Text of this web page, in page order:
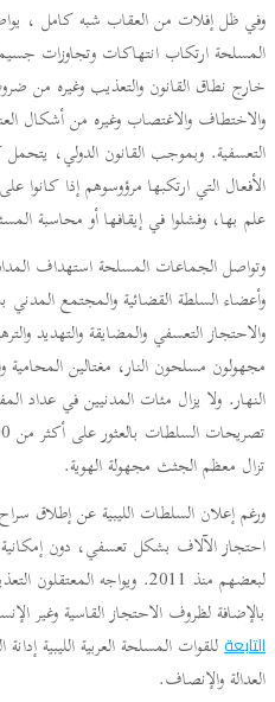
وفي ظل إفلات من العقاب شبه كامل ،
المسلحة ارتكاب انتهاكات وتجاوزات
خارج نطاق القانون والتعذيب وغيره من
والاختطاف والاغتصاب وغيره من أشكال
التعسفية. وبموجب القانون الدولي، يتحمل
الأفعال التي ارتكبها مرؤوسوهم إذا
علم بها، وفشلوا في إيقافها أو محاسبة
وتواصل الجماعات المسلحة استهداف
وأعضاء السلطة القضائية والمجتمع
مجهولون مسلحون النار، مغتالين المحامية
النهار. ولا يزال مئات المدنيين في عداد
تزال معظم الجثث مجهولة الهوية.
احتجاز الآلاف بشكل تعسفي، دون
لبعضهم منذ 2011. ويواجه
بالإضافة لظروف الاحتجاز القاسية وغير
التابعةللقوات المسلحة العربية الليبية
العدالة والإنصاف.